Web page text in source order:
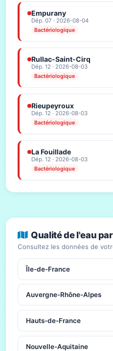
Empurany
Dép. 07 · 2026-08-04
Bactériologique
Rullac-Saint-Cirq
Dép. 12 · 2026-08-03
Bactériologique
Rieupeyroux
Dép. 12 · 2026-08-03
Bactériologique
La Fouillade
Dép. 12 · 2026-08-03
Bactériologique
Qualité de l'eau
Consultez les données de
Île-de-France
Auvergne-Rhône-Alpes
Hauts-de-France
Nouvelle-Aquitaine